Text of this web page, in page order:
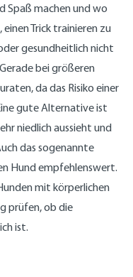
Spaß machen und wo
Trick trainieren zu
gesundheitlich nicht
bei größeren
da das Risiko einer
gute Alternative ist
niedlich aussieht und
das sogenannte
Hund empfehlenswert.
mit körperlichen
prüfen, ob die
ist.